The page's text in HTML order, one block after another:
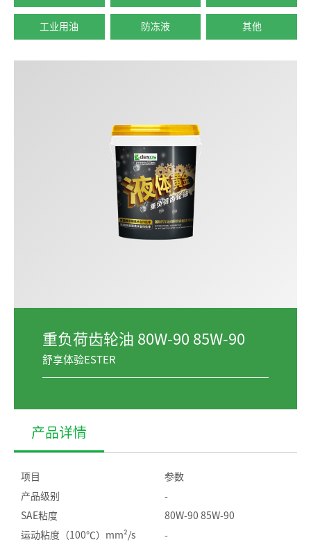
工业用油 防冻液 其他
重负荷齿轮油 80W-90 85W-90
舒享体验ESTER
产品详情
项目
参数
产品级别
-
SAE粘度
80W-90 85W-90
运动粘度（100℃）mm²/s
-